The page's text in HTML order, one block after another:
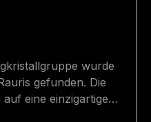
wurde
gefunden. Die
eine einzigartige